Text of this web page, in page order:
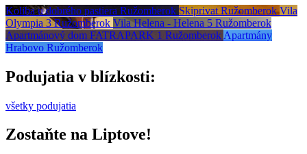
Koliba u dobrého pastiera Ružomberok Skiprivat RužomberokVila
Olympia 3Ružomberok Vila Helena - Helena 5 Ružomberok
Apartmánový dom FATRAPARK 1 Ružomberok Apartmány
Hrabovo Ružomberok
Podujatia v blízkosti:
všetky podujatia
Zostaňte na Liptove!